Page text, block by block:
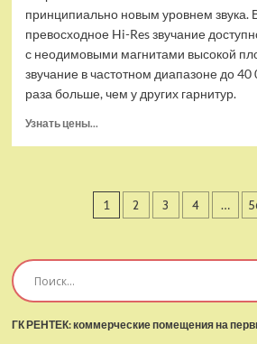
принципиально новым уровнем звука.
превосходное Hi-Res звучание
с неодимовыми магнитами высокой
звучание в частотном диапазоне до 40
раза больше, чем у других гарнитур.
Узнать цены...
наушники
Arctis
Пагинация
1 2 3 4 …
ГК РЕНТЕК: коммерческие помещения на